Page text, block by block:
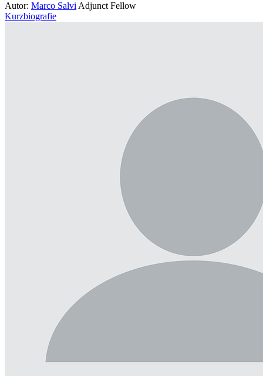
Autor: Marco Salvi Adjunct Fellow
Kurzbiografie